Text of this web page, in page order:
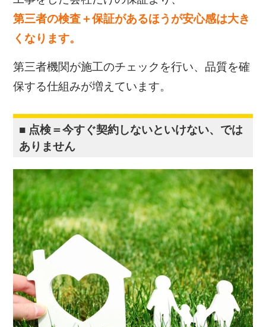
第三者の検査＋保証があるほうが安心感は大き
くなります。
第三者機関が施工のチェックを行い、品質を確
保する仕組みが増えています。
■ 点検＝今すぐ契約しないといけない、では
ありません